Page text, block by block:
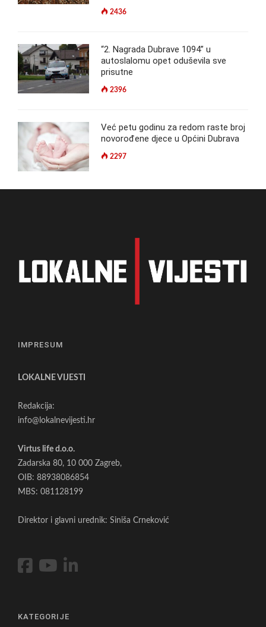
2436
“2. Nagrada Dubrave 1094” u
autoslalomu opet oduševila sve
prisutne
2396
Već petu godinu za redom raste broj
novorođene djece u Općini Dubrava
2297
IMPRESUM
LOKALNE VIJESTI
Redakcija:
info@lokalnevijesti.hr
Virtus life d.o.o.
Zadarska 80, 10 000 Zagreb,
OIB: 88938086854
MBS: 081128199
Direktor i glavni urednik: Siniša Crneković
KATEGORIJE